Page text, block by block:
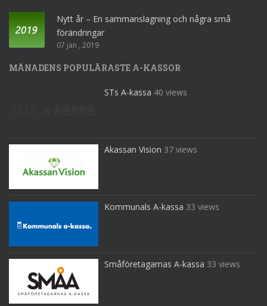
Nytt år – En sammanslagning och några små
förändringar
07 jan , 2019
MÅNADENS POPULÄRASTE A-KASSOR
STs A-kassa 40 views
Akassan Vision 37 views
Kommunals A-kassa 33 views
Småföretagarnas A-kassa 33 views